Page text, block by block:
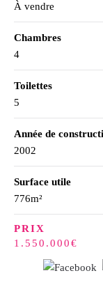
À vendre
Chambres
4
Toilettes
5
Année de
2002
Surface utile
776m²
PRIX
1.550.000€